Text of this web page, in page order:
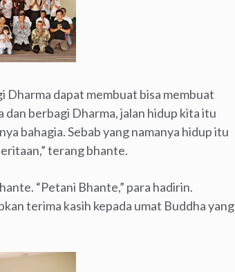
dapat membuat bisa membuat
dan berbagi Dharma, jalan hidup kita itu
bahagia. Sebab yang namanya hidup itu
terang bhante.
“Petani Bhante,” para hadirin.
terima kasih kepada umat Buddha yang